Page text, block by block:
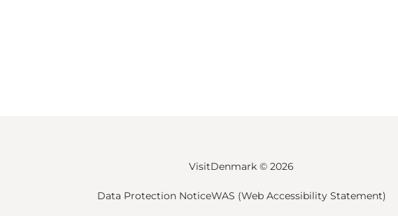
VisitDenmark © 2026
Data Protection NoticeWAS (Web Accessibility Statement)